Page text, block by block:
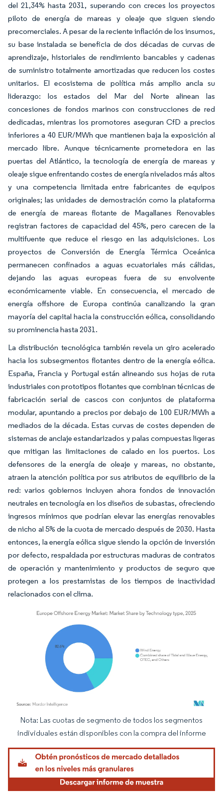
del 21,34% hasta 2031, superando con creces los proyectos
piloto de energía de mareas y oleaje que siguen siendo
precomerciales. A pesar de la reciente inflación de los insumos,
su base instalada se beneficia de dos décadas de curvas de
aprendizaje, historiales de rendimiento bancables y cadenas
de suministro totalmente amortizadas que reducen los costes
unitarios. El ecosistema de política más amplio ancla su
liderazgo: los estados del Mar del Norte alinean las
concesiones de fondos marinos con construcciones de red
dedicadas, mientras los promotores aseguran CfD a precios
inferiores a 40 EUR/MWh que mantienen baja la exposición al
mercado libre. Aunque técnicamente prometedora en las
puertas del Atlántico, la tecnología de energía de mareas y
oleaje sigue enfrentando costes de energía nivelados más altos
y una competencia limitada entre fabricantes de equipos
originales; las unidades de demostración como la plataforma
de energía de mareas flotante de Magallanes Renovables
registran factores de capacidad del 45%, pero carecen de la
multifuente que reduce el riesgo en las adquisiciones. Los
proyectos de Conversión de Energía Térmica Oceánica
permanecen confinados a aguas ecuatoriales más cálidas,
dejando las aguas europeas fuera de su envolvente
económicamente viable. En consecuencia, el mercado de
energía offshore de Europa continúa canalizando la gran
mayoría del capital hacia la construcción eólica, consolidando
su prominencia hasta 2031.
La distribución tecnológica también revela un giro acelerado
hacia los subsegmentos flotantes dentro de la energía eólica.
España, Francia y Portugal están alineando sus hojas de ruta
industriales con prototipos flotantes que combinan técnicas de
fabricación serial de cascos con conjuntos de plataforma
modular, apuntando a precios por debajo de 100 EUR/MWh a
mediados de la década. Estas curvas de costes dependen de
sistemas de anclaje estandarizados y palas compuestas ligeras
que mitigan las limitaciones de calado en los puertos. Los
defensores de la energía de oleaje y mareas, no obstante,
atraen la atención política por sus atributos de equilibrio de la
red: varios gobiernos incluyen ahora fondos de innovación
neutrales en tecnología en los diseños de subastas, ofreciendo
ingresos mínimos que podrían elevar las energías renovables
de nicho al 5% de la cuota de mercado después de 2030. Hasta
entonces, la energía eólica sigue siendo la opción de inversión
por defecto, respaldada por estructuras maduras de contratos
de operación y mantenimiento y productos de seguro que
protegen a los prestamistas de los tiempos de inactividad
relacionados con el clima.
Imagen © Mordor Intelligence. El uso requiere atribución según CC BY 4.0.
Nota: Las cuotas de segmento de todos los segmentos
individuales están disponibles con la compra del informe